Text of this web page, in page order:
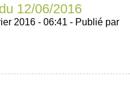
12/06/2016
2016 - 06:41 - Publié par